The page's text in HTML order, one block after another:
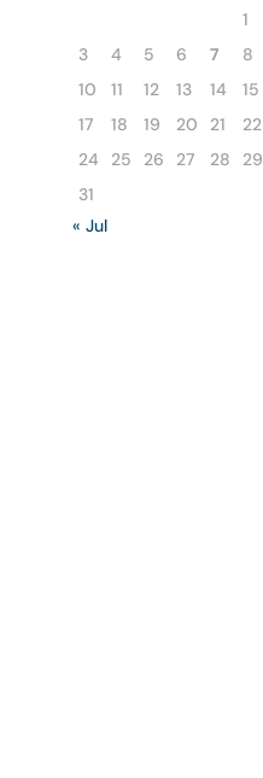
1
3
4 5 6 7 8
10
11 12 13 14 15
17
18 19 20 21 22
24
25 26 27 28 29
31
« Jul